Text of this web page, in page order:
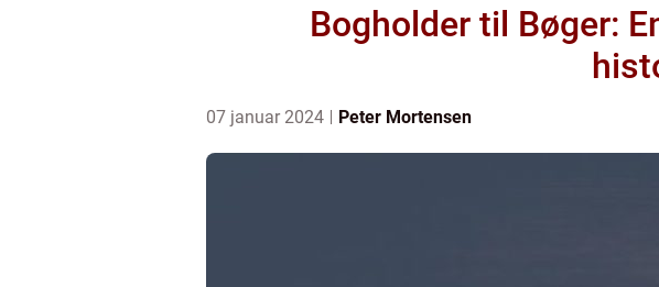
Bogholder til Bøger:
07 januar 2024 Peter Mortensen